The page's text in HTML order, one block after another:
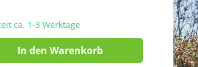
ca. 1-3 Werktage
In den Warenkorb